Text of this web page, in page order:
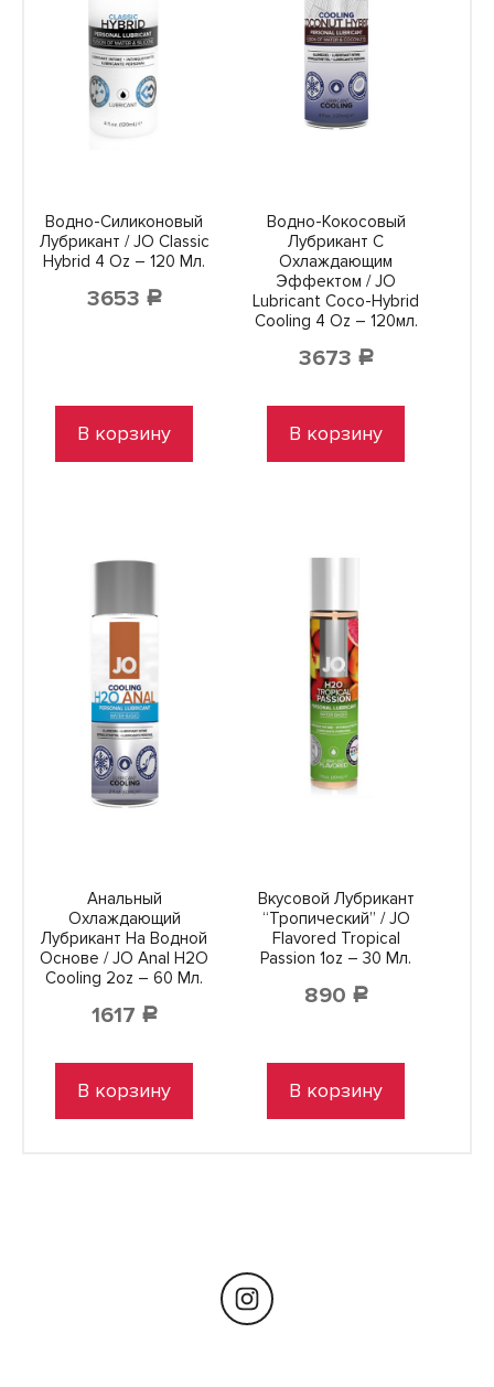
Водно-Силиконовый
Лубрикант / JO Classic
Hybrid 4 Oz – 120 Мл.
3653 Р
В корзину
Водно-Кокосовый
Лубрикант С
Охлаждающим
Эффектом / JO
Lubricant Coco-Hybrid
Cooling 4 Oz – 120мл.
3673 Р
В корзину
Анальный
Охлаждающий
Лубрикант На Водной
Основе / JO Anal H2O
Cooling 2oz – 60 Мл.
1617 Р
В корзину
Вкусовой Лубрикант
“Тропический” / JO
Flavored Tropical
Passion 1oz – 30 Мл.
890 Р
В корзину